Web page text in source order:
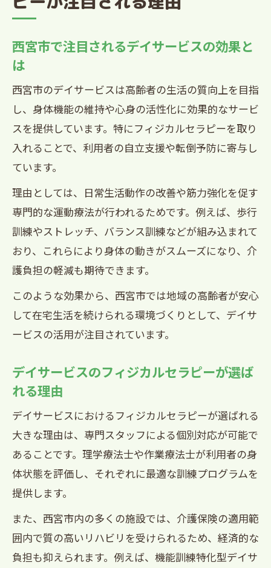
西宮市で注目されるデイサービスの効果と
は
西宮市のデイサービスは高齢者の生活の質向上を目指
し、身体機能の維持や心身の活性化に効果的なサービ
スを提供しています。特にフィジカルセラピーを取り
入れることで、利用者の自立支援や転倒予防に寄与し
ています。
理由としては、日常生活動作の改善や筋力強化を促す
専門的な運動療法が行われるためです。例えば、歩行
訓練やストレッチ、バランス訓練などが組み込まれて
おり、これらにより身体の動きがスムーズになり、介
護負担の軽減も期待できます。
このような効果から、西宮市では地域の高齢者が安心
して在宅生活を続けられる環境づくりとして、デイサ
ービスの活用が注目されています。
デイサービスのフィジカルセラピーが選ば
れる理由
デイサービスにおけるフィジカルセラピーが選ばれる
大きな理由は、専門スタッフによる個別対応が可能で
あることです。理学療法士や作業療法士が利用者の身
体状態を評価し、それぞれに最適な訓練プログラムを
提供します。
また、西宮市内の多くの施設では、介護保険の適用範
囲内で質の高いリハビリを受けられるため、経済的な
負担も抑えられます。例えば、機能訓練特化型デイサ